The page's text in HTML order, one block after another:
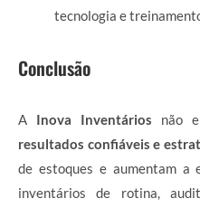
tecnologia e
Conclusão
A Inova Inventários não
resultados confiáveis e
de estoques e aumentam a
inventários de rotina,